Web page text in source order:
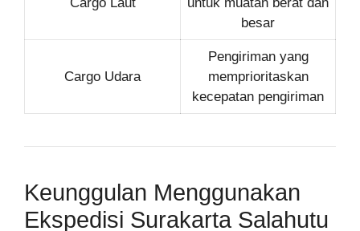
besar
Cargo Udara
Pengiriman yang
memprioritaskan
kecepatan pengiriman
Keunggulan Menggunakan
Ekspedisi Surakarta Salahutu